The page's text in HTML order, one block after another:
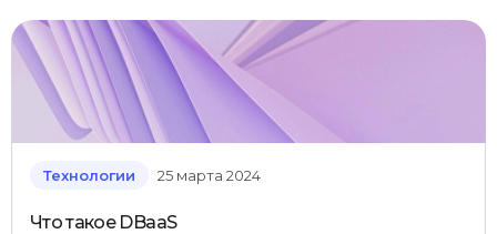
Технологии 25 марта 2024
Что такое DBaaS